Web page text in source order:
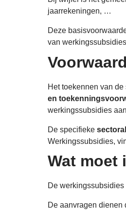
jaarrekeningen, …
Deze
van
Het toekennen van
en
werkingssubsidies
De specifieke
Werkingssubsidies,
Wat moet
De
De aanvragen dienen